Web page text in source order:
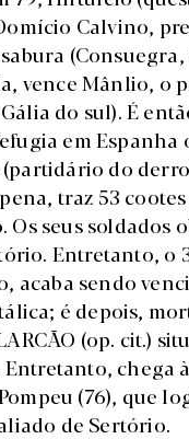
Calvino,
(Consuegra,
vence Mânlio, o
do sul). É
em Espanha
do
traz 53
Os seus soldados
Entretanto, o
acaba sendo
é depois,
(op. cit.)
Entretanto, chega
(76), que
de Sertório.